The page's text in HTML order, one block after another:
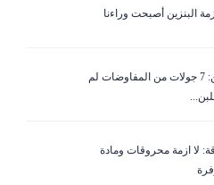
البنزين أصبحت وراءنا
الحاج حسن: 7 جولات من المفاوضات لم
لا ازمة محروقات ومادة